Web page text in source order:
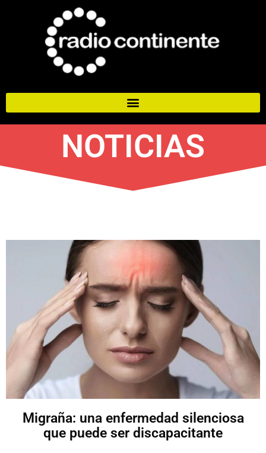
NOTICIAS
Migraña: una enfermedad silenciosa
que puede ser discapacitante